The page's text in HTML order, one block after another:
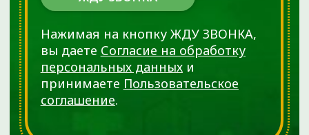
негативные последствия, возникшие в результате
использования информации, размещенной на сайте
ortho72.clinic
Администрация клиники принимает все меры по
своевременному обновлению размещённого на сайте
прайс-листа. Однако во избежание возможных
недоразумений советуем уточнять стоимость услуг в
регистратуре по телефону +7 (3452) 588-599. Размещенный
прайс не является офертой. Медицинские услуги
оказываются на основании договора.
© 2025 ОРТОКЛИНИКА (ООО «ДЕМЕТРА»)